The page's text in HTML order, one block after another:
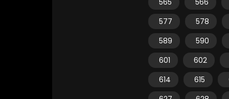
565
566
577
578
589
590
601
602
614
615